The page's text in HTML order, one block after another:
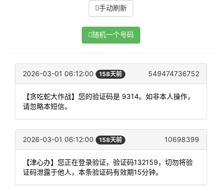
手动刷新
随机一个号码
2026-03-01 06:12:00 158天前 549474736752
【贪吃蛇大作战】您的验证码是 9314。如非本人操作，
请忽略本短信。
2026-03-01 06:12:00 158天前 10698399
【津心办】您正在登录验证，验证码132159，切勿将验
证码泄露于他人，本条验证码有效期15分钟。